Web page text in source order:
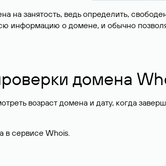
на занятость, ведь определить,
информацию о домене, и обычно
домена
возраст домена и дату, когда
в сервисе Whois.